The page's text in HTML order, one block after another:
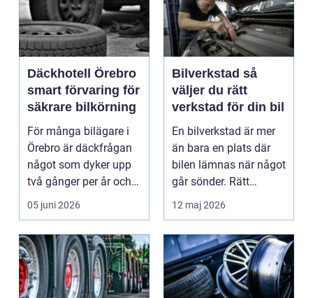
Däckhotell Örebro
smart förvaring för
säkrare bilkörning
För många bilägare i
Örebro är däckfrågan
något som dyker upp
två gånger per år och
mest känns som e...
05 juni 2026
Bilverkstad så
väljer du rätt
verkstad för din bil
En bilverkstad är mer
än bara en plats där
bilen lämnas när något
går sönder. Rätt
verkstad blir en ...
12 maj 2026